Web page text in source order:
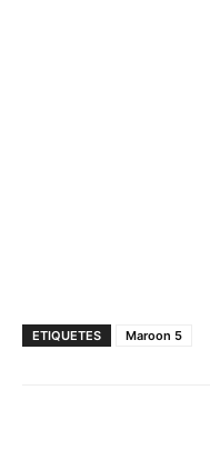
ETIQUETES Maroon 5